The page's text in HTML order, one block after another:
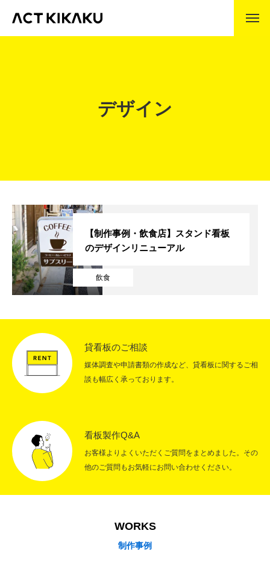
WORKS 制作事例
COMPANY
RECRUIT
CONTACT お問い合わせ
デザイン
飲食
【制作事例・飲食店】スタンド看板
のデザインリニューアル
貸看板のご相談
媒体調査や申請書類の作成など、貸看板に関するご相
談も幅広く承っております。
看板製作Q&A
お客様よりよくいただくご質問をまとめました。その
他のご質問もお気軽にお問い合わせください。
WORKS
制作事例